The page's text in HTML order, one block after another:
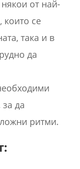
от най-
се
така и в
да
да
ритми.